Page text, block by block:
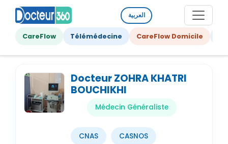
العربية
CareFlow Télémédecine CareFlow Domicile
Docteur ZOHRA KHATRI
BOUCHIKHI
Médecin Généraliste
CNAS CASNOS